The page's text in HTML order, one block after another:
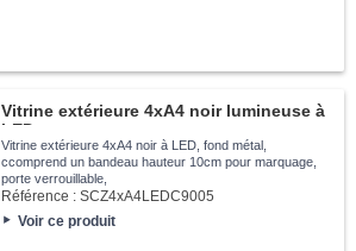
Vitrine extérieure 4xA4 noir lumineuse à
LED
Vitrine extérieure 4xA4 noir à LED, fond métal,
ccomprend un bandeau hauteur 10cm pour marquage,
porte verrouillable,
Référence : SCZ4xA4LEDC9005
Voir ce produit